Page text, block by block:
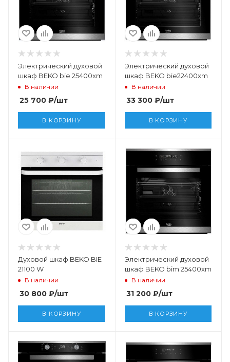
Электрический духовой
шкаф BEKO bie 25400xm
В наличии
25 700 ₽/шт
В КОРЗИНУ
Электрический духовой
шкаф BEKO bie22400xm
В наличии
33 300₽/шт
В КОРЗИНУ
Духовой шкаф BEKO BIE
21100 W
В наличии
30 800 ₽/шт
В КОРЗИНУ
Электрический духовой
шкаф BEKO bim 25400xm
В наличии
31 200₽/шт
В КОРЗИНУ